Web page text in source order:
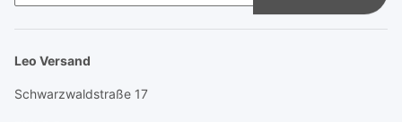
Leo Versand
Schwarzwaldstraße 17